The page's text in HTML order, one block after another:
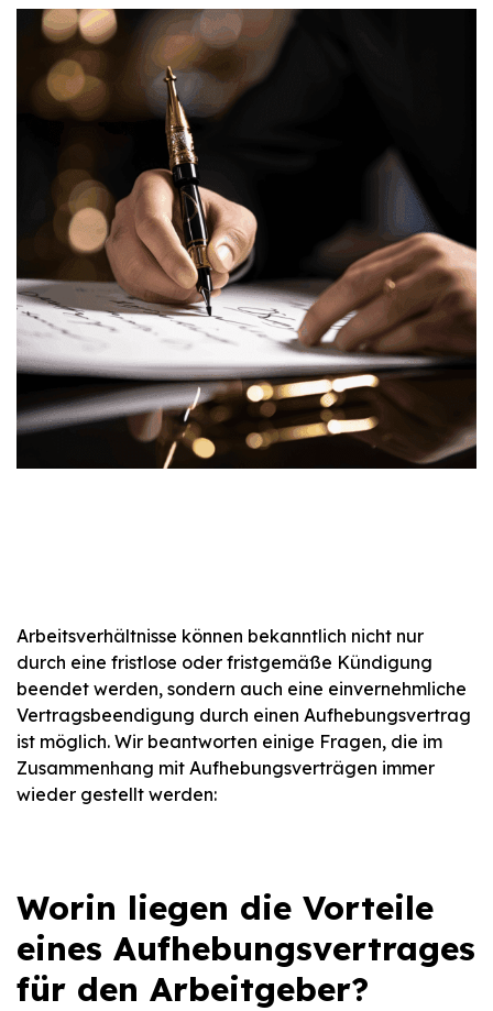
Arbeitsverhältnisse können bekanntlich nicht nur
durch eine fristlose oder fristgemäße Kündigung
beendet werden, sondern auch eine einvernehmliche
Vertragsbeendigung durch einen Aufhebungsvertrag
ist möglich. Wir beantworten einige Fragen, die im
Zusammenhang mit Aufhebungsverträgen immer
wieder gestellt werden:
Worin liegen die Vorteile
eines Aufhebungsvertrages
für den Arbeitgeber?